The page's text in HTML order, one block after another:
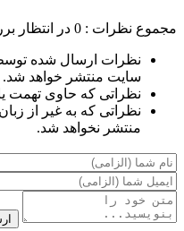
مجموع نظرات : 0 در انتظار
نظرات ارسال شده
سایت منتشر خواهد شد.
نظراتی که حاوی تهمت
نظراتی که به غیر از
منتشر نخواهد شد.